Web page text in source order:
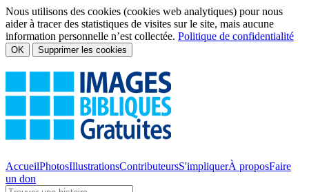
Nous utilisons des cookies (cookies web analytiques) pour nous
aider à tracer des statistiques de visites sur le site, mais aucune
information personnelle n’est collectée. Politique de confidentialité
OK Supprimer les cookies
AccueilPhotosIllustrationsContributeursS'impliquerÀ proposFaire
un don